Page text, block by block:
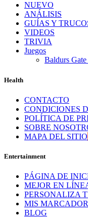
NUEVO
ANÁLISIS
GUÍAS Y
VIDEOS
TRIVIA
Juegos
Baldurs Gate
Health
CONTACTO
CONDICIONES
POLÍTICA DE
SOBRE
MAPA DEL SITIO
Entertainment
PÁGINA DE
MEJOR EN
PERSONALIZA
MIS
BLOG